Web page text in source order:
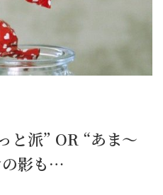
と派” OR “あま～
の影も…